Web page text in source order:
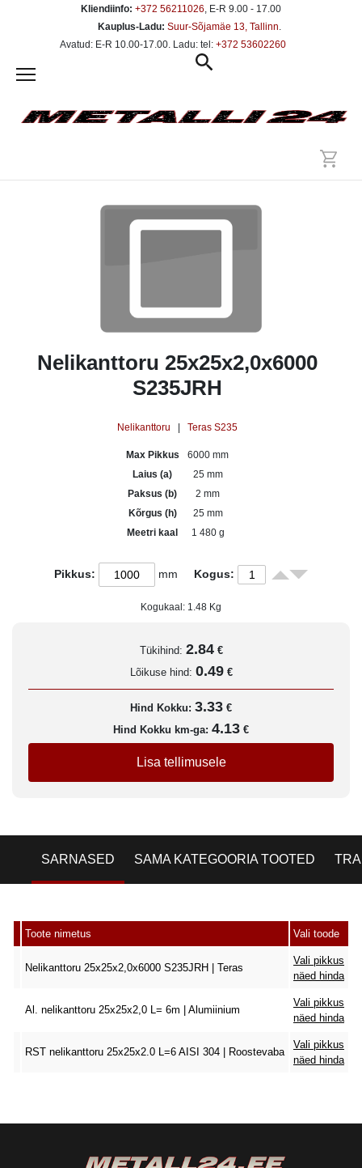
Kliendiinfo: +372 56211026, E-R 9.00 - 17.00
Kauplus-Ladu: Suur-Sõjamäe 13, Tallinn.
Avatud: E-R 10.00-17.00. Ladu: tel: +372 53602260
Nelikanttoru 25x25x2,0x6000
S235JRH
Nelikanttoru Teras S235
Max Pikkus
6000 mm
Laius (a)
25 mm
Paksus (b)
2 mm
Kõrgus (h)
25 mm
Meetri kaal
1 480 g
Pikkus: mm Kogus:
Kogukaal: 1.48 Kg
Tükihind: 2.84 €
Lõikuse hind: 0.49 €
Hind Kokku: 3.33 €
Hind Kokku km-ga: 4.13 €
Lisa tellimusele
SARNASED SAMA KATEGOORIA TOOTED
Toote nimetus Vali toode
Nelikanttoru 25x25x2,0x6000 S235JRH | Teras
Vali pikkus
näed hinda
Al. nelikanttoru 25x25x2,0 L= 6m | Alumiinium
Vali pikkus
näed hinda
RST nelikanttoru 25x25x2.0 L=6 AISI 304 | Roostevaba
Vali pikkus
näed hinda